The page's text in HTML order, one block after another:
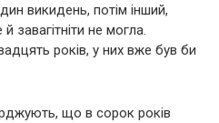
викидень, потім інший,
завагітніти не могла.
років, у них вже був би
що в сорок років